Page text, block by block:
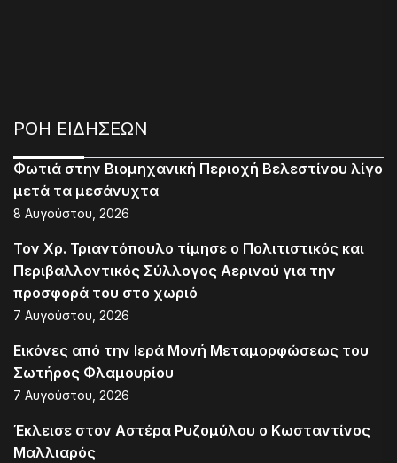
ΡΟΗ ΕΙΔΗΣΕΩΝ
Φωτιά στην Βιομηχανική Περιοχή Βελεστίνου λίγο
μετά τα μεσάνυχτα
8 Αυγούστου, 2026
Τον Χρ. Τριαντόπουλο τίμησε ο Πολιτιστικός και
Περιβαλλοντικός Σύλλογος Αερινού για την
προσφορά του στο χωριό
7 Αυγούστου, 2026
Εικόνες από την Ιερά Μονή Μεταμορφώσεως του
Σωτήρος Φλαμουρίου
7 Αυγούστου, 2026
Έκλεισε στον Αστέρα Ρυζομύλου ο Κωσταντίνος
Μαλλιαρός